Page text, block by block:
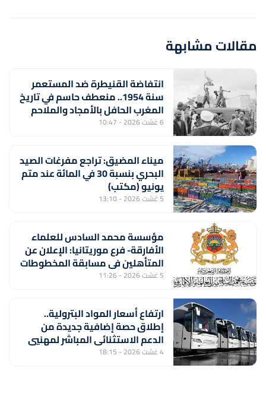
مقالات مشابهة
انتفاضة القنيطرة ضد المستعمر
سنة 1954.. منعطف حاسم في تاريخ
المغرب الحافل بالأمجاد والملاحم
والبطولات
6 غشت 2026 - 10:47
ميناء المضيق: تراجع مفرغات الصيد
البحري بنسبة 30 في المائة عند متم
يونيو (مكتب)
5 غشت 2026 - 13:10
مؤسسة محمد السادس للعلماء
الأفارقة- فرع موريتانيا: الإعلان عن
المتأهلين في مسابقة المخطوطات
والوثائق الإسلامية – الإفريقية
5 غشت 2026 - 11:26
ارتفاع أسعار المواد البترولية..
إطلاق حصة إضافية جديدة من
الدعم الاستثنائي المباشر لمهنيي
النقل الطرقي للأشخاص والبضائع
4 غشت 2026 - 18:15